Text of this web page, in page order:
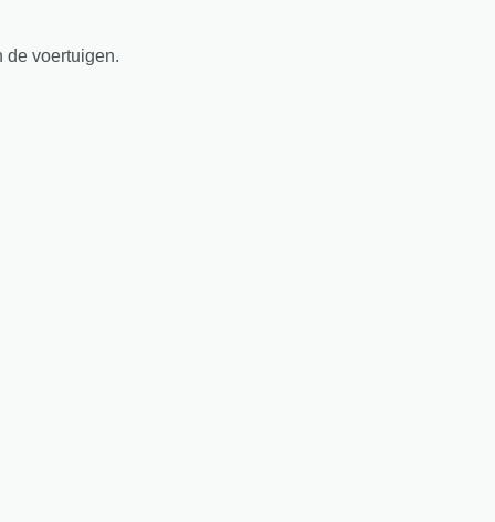
de voertuigen.